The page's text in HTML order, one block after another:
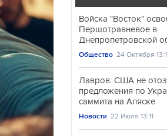
Войска "Восток"
Першотравневое в
Днепропетровской
Общество 24 Октября
Лавров: США не
предложения по
саммита на Аляске
Новости 22 Июля 13:11